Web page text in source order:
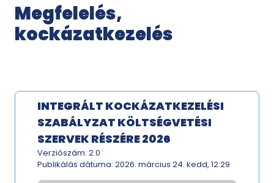
Megfelelés,
kockázatkezelés
INTEGRÁLT KOCKÁZATKEZELÉSI
SZABÁLYZAT KÖLTSÉGVETÉSI
SZERVEK RÉSZÉRE 2026
Verziószám: 2.0
Publikálás dátuma: 2026. március 24. kedd, 12:29